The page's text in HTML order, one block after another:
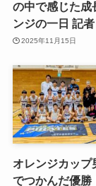
の中で感じた成
ンジの一日 記
2025年11月15日
オレンジカップ
でつかんだ優勝